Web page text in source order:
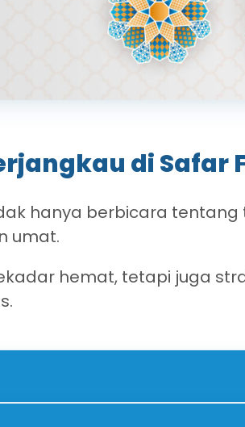
di Safar
hanya berbicara tentang
umat.
hemat, tetapi juga